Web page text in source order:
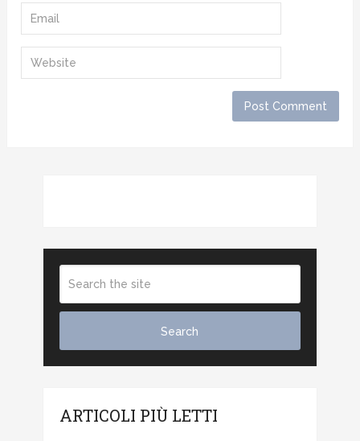
ARTICOLI PIÙ LETTI